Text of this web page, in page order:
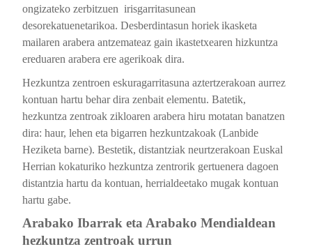
ongizateko zerbitzuen irisgarritasunean
desorekatuenetarikoa. Desberdintasun horiekikasketa
mailaren arabera antzemateaz gain ikastetxearen hizkuntza
ereduaren arabera ere agerikoak dira.
Hezkuntza zentroen eskuragarritasuna aztertzerakoan aurrez
kontuan hartu behar dira zenbait elementu. Batetik,
hezkuntza zentroak zikloaren arabera hiru motatan banatzen
dira: haur, lehen eta bigarren hezkuntzakoak (Lanbide
Heziketa barne). Bestetik, distantziak neurtzerakoan Euskal
Herrian kokaturiko hezkuntza zentrorik gertuenera dagoen
distantzia hartu da kontuan, herrialdeetako mugak kontuan
hartu gabe.
Arabako Ibarrak eta Arabako Mendialdean
hezkuntza zentroak urrun